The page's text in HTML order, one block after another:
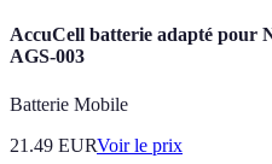
AccuCell batterie adapté pour
AGS-003
Batterie Mobile
21.49 EURVoir le prix